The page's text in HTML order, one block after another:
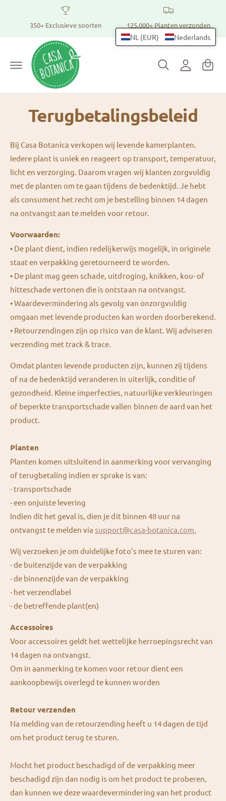
NL (EUR) Nederlands
c
t
e
350+ Exclusieve soorten 125.000+ Planten verzonden
n
l
o
g
n
a
n
m
n
Terugbetalingsbeleid
Bij Casa Botanica⁠ verkopen wij levende kamerplanten.
Iedere plant is uniek en reageert op transport, temperatuur,
licht en verzorging. Daarom vragen wij klanten zorgvuldig
met de planten om te gaan tijdens de bedenktijd. Je hebt
als consument het recht om je bestelling binnen 14 dagen
na ontvangst aan te melden voor retour.
Voorwaarden:
•⁠ ⁠ De plant dient, indien redelijkerwijs mogelijk, in originele
staat en verpakking geretourneerd te worden.
•⁠ ⁠De plant mag geen schade, uitdroging, knikken, kou- of
hitteschade vertonen die is ontstaan na ontvangst.
•⁠ ⁠Waardevermindering als gevolg van onzorgvuldig
omgaan met levende producten kan worden doorberekend.
•⁠ ⁠Retourzendingen zijn op risico van de klant. Wij adviseren
verzending met track & trace.
Omdat planten levende producten zijn, kunnen zij tijdens
of na de bedenktijd veranderen in uiterlijk, conditie of
gezondheid. Kleine imperfecties, natuurlijke verkleuringen
of beperkte transportschade vallen binnen de aard van het
product.
Planten
Planten komen uitsluitend in aanmerking voor vervanging
of terugbetaling indien er sprake is van:
- transportschade
- een onjuiste levering
Indien dit het geval is, dien je dit binnen 48 uur na
ontvangst te melden via support@casa-botanica.com.
Wij verzoeken je om duidelijke foto’s mee te sturen van:
- de buitenzijde van de verpakking
- de binnenzijde van de verpakking
- het verzendlabel
- de betreffende plant(en)
Accessoires
Voor accessoires geldt het wettelijke herroepingsrecht van
14 dagen na ontvangst.
Om in aanmerking te komen voor retour dient een
aankoopbewijs overlegd te kunnen worden
Retour verzenden
Na melding van de retourzending heeft u 14 dagen de tijd
om het product terug te sturen.
Mocht het product beschadigd of de verpakking meer
beschadigd zijn dan nodig is om het product te proberen,
dan kunnen we deze waardevermindering van het product